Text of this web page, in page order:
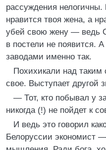
рассуждения
нравится твоя жена, а
убей свою жену — ведь
в постели не появится.
заводами именно так.
Похихикали над таким
свое. Выступает другой
— Тот, кто побывал у
никогда (!) не пойдет к
И ведь это говорил
Белоруссии экономист —